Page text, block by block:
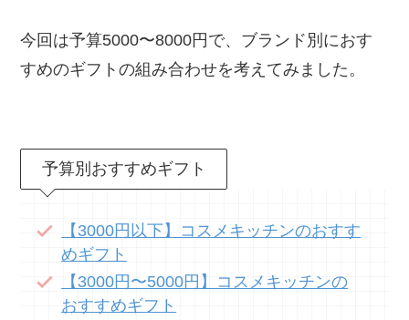
今回は予算5000〜8000円で、ブランド別におす
すめのギフトの組み合わせを考えてみました。
予算別おすすめギフト
【3000円以下】コスメキッチンのおすす
めギフト
【3000円〜5000円】コスメキッチンの
おすすめギフト